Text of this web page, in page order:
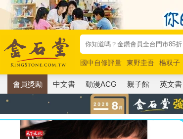
國中自修評量 東野圭吾 楊双子
唯紅花綻放
奧德賽 路邊攤新作
會員獎勵 中文書 動漫ACG 親子館 英文書